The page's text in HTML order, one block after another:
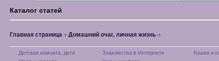
Каталог статей
Главная страница Домашний очаг, личная жизнь
Детская комната, дети Знакомства в Интернете
Кошки и